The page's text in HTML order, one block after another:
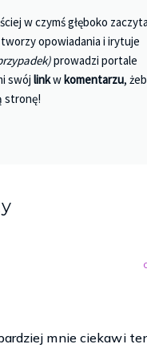
w czymś głęboko
opowiadania i irytuje
prowadzi portale
swójlinkwkomentarzu,
stronę!
mnie ciekawi